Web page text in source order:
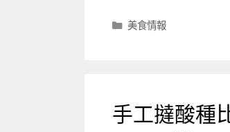
分
美食情報
手工撻酸種